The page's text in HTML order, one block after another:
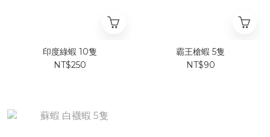
印度綠蝦 10隻
NT$250
霸王槍蝦 5隻
NT$90